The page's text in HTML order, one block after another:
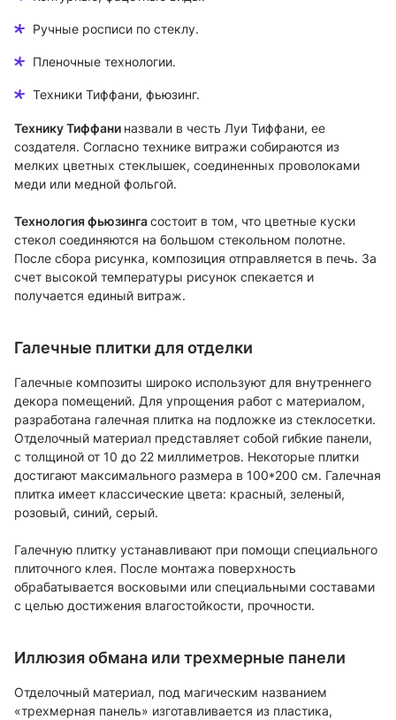
Ручные росписи по стеклу.
Пленочные технологии.
Техники Тиффани, фьюзинг.
Технику Тиффани назвали в честь Луи Тиффани, ее
создателя. Согласно технике витражи собираются из
мелких цветных стеклышек, соединенных проволоками
меди или медной фольгой.
Технология фьюзингасостоит в том, что цветные куски
стекол соединяются на большом стекольном полотне.
После сбора рисунка, композиция отправляется в печь. За
счет высокой температуры рисунок спекается и
получается единый витраж.
Галечные плитки для отделки
Галечные композиты широко используют для внутреннего
декора помещений. Для упрощения работ с материалом,
разработана галечная плитка на подложке из стеклосетки.
Отделочный материал представляет собой гибкие панели,
с толщиной от 10 до 22 миллиметров. Некоторые плитки
достигают максимального размера в 100*200 см. Галечная
плитка имеет классические цвета: красный, зеленый,
розовый, синий, серый.
Галечную плитку устанавливают при помощи специального
плиточного клея. После монтажа поверхность
обрабатывается восковыми или специальными составами
с целью достижения влагостойкости, прочности.
Иллюзия обмана или трехмерные панели
Отделочный материал, под магическим названием
«трехмерная панель» изготавливается из пластика,